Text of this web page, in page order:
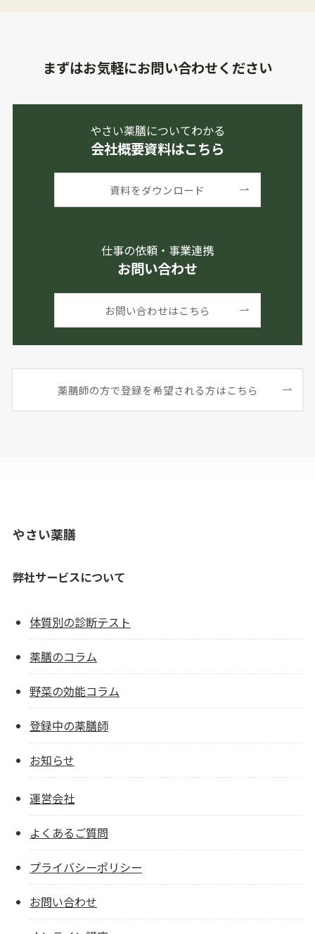
まずはお気軽にお問い合わせください
やさい薬膳についてわかる
会社概要資料はこちら
資料をダウンロード
仕事の依頼・事業連携
お問い合わせ
お問い合わせはこちら
薬膳師の方で登録を希望される方はこちら
やさい薬膳
弊社サービスについて
体質別の診断テスト
薬膳のコラム
野菜の効能コラム
登録中の薬膳師
お知らせ
運営会社
よくあるご質問
プライバシーポリシー
お問い合わせ